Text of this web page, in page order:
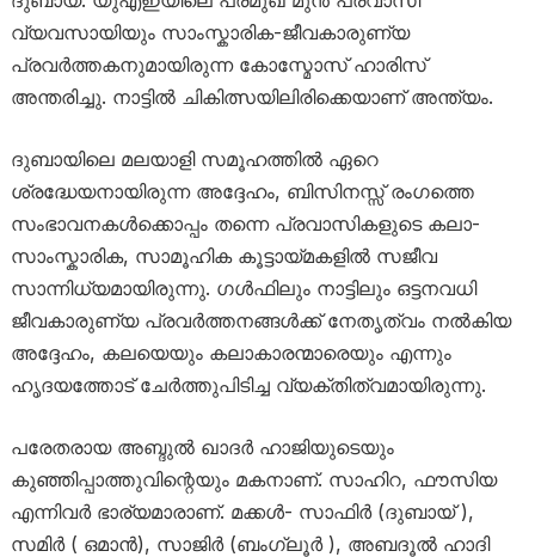
വ്യവസായിയും സാംസ്കാരിക-ജീവകാരുണ്യ
പ്രവർത്തകനുമായിരുന്ന കോസ്മോസ് ഹാരിസ്
അന്തരിച്ചു. നാട്ടിൽ ചികിത്സയിലിരിക്കെയാണ് അന്ത്യം.
ദുബായിലെ മലയാളി സമൂഹത്തിൽ ഏറെ
ശ്രദ്ധേയനായിരുന്ന അദ്ദേഹം, ബിസിനസ്സ് രംഗത്തെ
സംഭാവനകൾക്കൊപ്പം തന്നെ പ്രവാസികളുടെ കലാ-
സാംസ്കാരിക, സാമൂഹിക കൂട്ടായ്മകളിൽ സജീവ
സാന്നിധ്യമായിരുന്നു. ഗൾഫിലും നാട്ടിലും ഒട്ടനവധി
ജീവകാരുണ്യ പ്രവർത്തനങ്ങൾക്ക് നേതൃത്വം നൽകിയ
അദ്ദേഹം, കലയെയും കലാകാരന്മാരെയും എന്നും
ഹൃദയത്തോട് ചേർത്തുപിടിച്ച വ്യക്തിത്വമായിരുന്നു.
പരേതരായ അബ്ദുൽ ഖാദർ ഹാജിയുടെയും
കുഞ്ഞിപ്പാത്തുവിന്റെയും മകനാണ്. സാഹിറ, ഫൗസിയ
എന്നിവർ ഭാര്യമാരാണ്. മക്കൾ- സാഫിർ (ദുബായ് ),
സമിർ ( ഒമാൻ), സാജിർ (ബംഗ്ലൂർ ), അബദൂൽ ഹാദി